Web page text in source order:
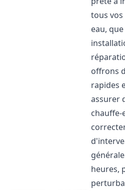
tous
eau,
offrons
rapides
assurer
heures,